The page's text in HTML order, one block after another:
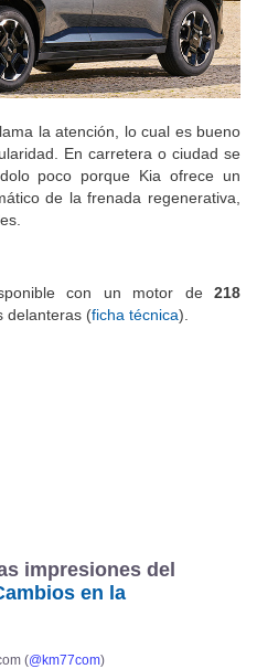
la atención, lo cual es bueno
En carretera o ciudad se
poco porque Kia ofrece un
de la frenada regenerativa,
con un motor de 218
delanteras (ficha técnica).
impresiones del
en la
(@km77com)